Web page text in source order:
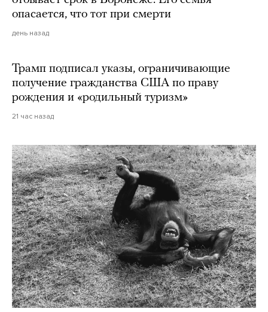
опасается, что тот при смерти
день назад
Трамп подписал указы, ограничивающие
получение гражданства США по праву
рождения и «родильный туризм»
21 час назад